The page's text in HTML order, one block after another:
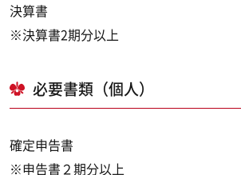
決算書
※決算書2期分以上
必要書類（個人）
確定申告書
※申告書２期分以上